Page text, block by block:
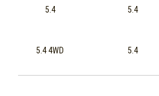
5.4 5.4
5.4 4WD 5.4